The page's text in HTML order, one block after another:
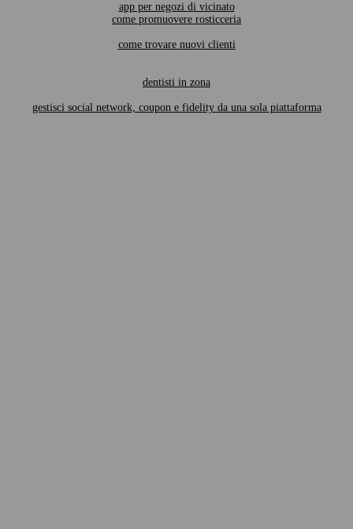
app per negozi di vicinato
come promuovere rosticceria
come trovare nuovi clienti
dentisti in zona
gestisci social network, coupon e fidelity da una sola piattaforma